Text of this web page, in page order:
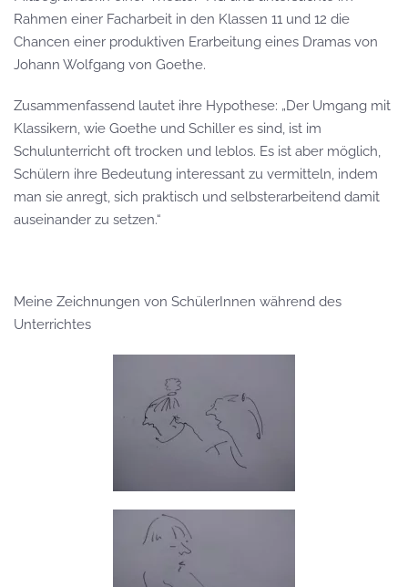
Rahmen einer Facharbeit in den Klassen 11 und 12 die
Chancen einer produktiven Erarbeitung eines Dramas von
Johann Wolfgang von Goethe.
Zusammenfassend lautet ihre Hypothese: „Der Umgang mit
Klassikern, wie Goethe und Schiller es sind, ist im
Schulunterricht oft trocken und leblos. Es ist aber möglich,
Schülern ihre Bedeutung interessant zu vermitteln, indem
man sie anregt, sich praktisch und selbsterarbeitend damit
auseinander zu setzen.“
Meine Zeichnungen von SchülerInnen während des
Unterrichtes
GROSS
GROSS